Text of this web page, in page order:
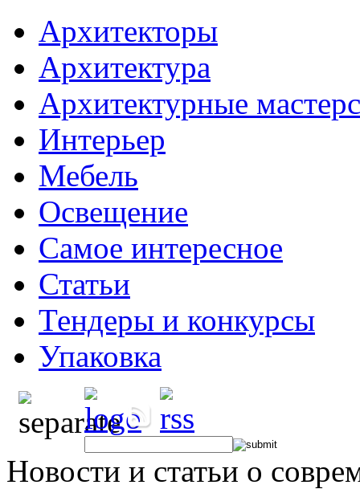
Архитекторы
Архитектура
Архитектурные
Интерьер
Мебель
Освещение
Самое интересное
Статьи
Тендеры и конкурсы
Упаковка
Новости и статьи о